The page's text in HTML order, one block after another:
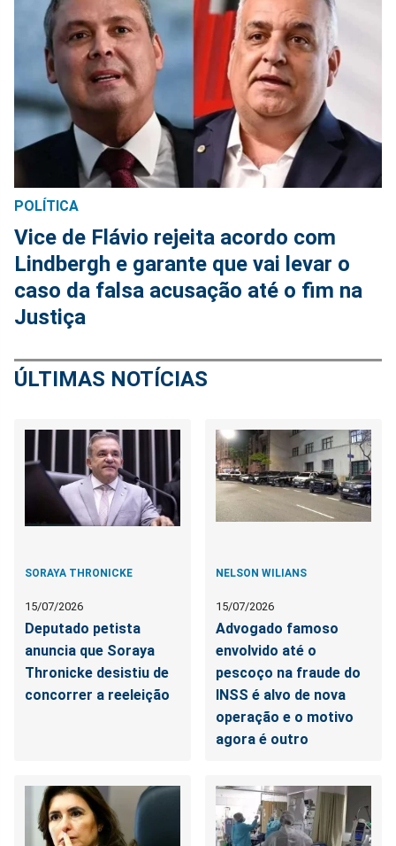
POLÍTICA
Vice de Flávio rejeita acordo com
Lindbergh e garante que vai levar o
caso da falsa acusação até o fim na
Justiça
ÚLTIMAS NOTÍCIAS
SORAYA THRONICKE
15/07/2026
Deputado petista
anuncia que Soraya
Thronicke desistiu de
concorrer a reeleição
NELSON WILIANS
15/07/2026
Advogado famoso
envolvido até o
pescoço na fraude do
INSS é alvo de nova
operação e o motivo
agora é outro